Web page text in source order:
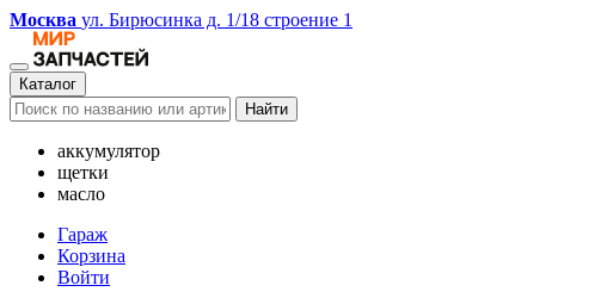
Москва ул. Бирюсинка д. 1/18 строение 1
Каталог
Найти
аккумулятор
щетки
масло
Гараж
Корзина
Войти